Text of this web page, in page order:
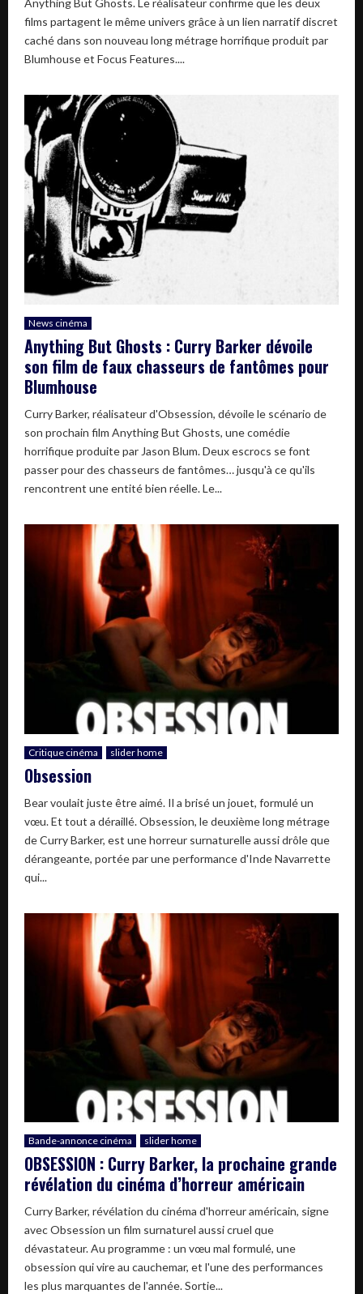
Anything But Ghosts. Le réalisateur confirme que les deux
films partagent le même univers grâce à un lien narratif discret
caché dans son nouveau long métrage horrifique produit par
Blumhouse et Focus Features....
News cinéma
Anything But Ghosts : Curry Barker dévoile
son film de faux chasseurs de fantômes pour
Blumhouse
Curry Barker, réalisateur d'Obsession, dévoile le scénario de
son prochain film Anything But Ghosts, une comédie
horrifique produite par Jason Blum. Deux escrocs se font
passer pour des chasseurs de fantômes… jusqu'à ce qu'ils
rencontrent une entité bien réelle. Le...
Critique cinéma slider home
Obsession
Bear voulait juste être aimé. Il a brisé un jouet, formulé un
vœu. Et tout a déraillé. Obsession, le deuxième long métrage
de Curry Barker, est une horreur surnaturelle aussi drôle que
dérangeante, portée par une performance d'Inde Navarrette
qui...
Bande-annonce cinéma slider home
OBSESSION : Curry Barker, la prochaine grande
révélation du cinéma d’horreur américain
Curry Barker, révélation du cinéma d'horreur américain, signe
avec Obsession un film surnaturel aussi cruel que
dévastateur. Au programme : un vœu mal formulé, une
obsession qui vire au cauchemar, et l'une des performances
les plus marquantes de l'année. Sortie...